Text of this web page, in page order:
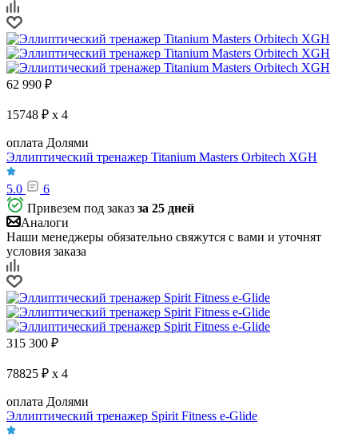
62 990 ₽
15748 ₽ x 4
оплата Долями
Эллиптический тренажер Titanium Masters Orbitech XGH
5.0
6
Привезем под заказ за 25 дней
Аналоги
Наши менеджеры обязательно свяжутся с вами и уточнят
условия заказа
315 300 ₽
78825 ₽ x 4
оплата Долями
Эллиптический тренажер Spirit Fitness e-Glide